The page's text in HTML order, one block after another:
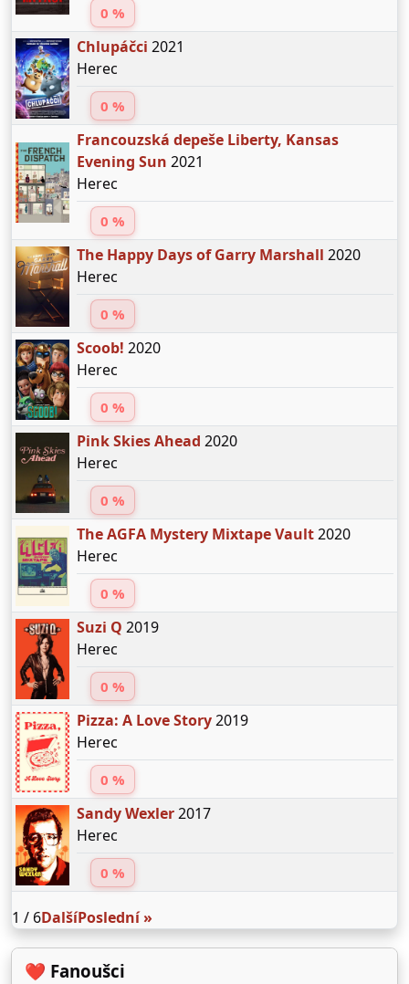
0 %
Chlupáčci 2021
Herec
0 %
Francouzská depeše Liberty, Kansas
Evening Sun 2021
Herec
0 %
The Happy Days of Garry Marshall 2020
Herec
0 %
Scoob! 2020
Herec
0 %
Pink Skies Ahead 2020
Herec
0 %
The AGFA Mystery Mixtape Vault2020
Herec
0 %
Suzi Q 2019
Herec
0 %
Pizza: A Love Story2019
Herec
0 %
Sandy Wexler2017
Herec
0 %
1 / 6DalšíPoslední »
❤️ Fanoušci